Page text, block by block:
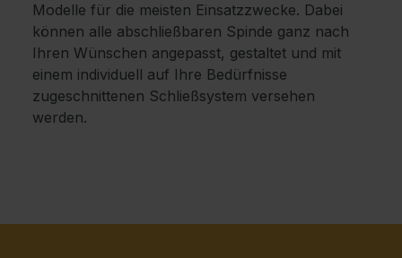
Modelle für die meisten Einsatzzwecke. Dabei
können alle abschließbaren Spinde ganz nach
Ihren Wünschen angepasst, gestaltet und mit
einem individuell auf Ihre Bedürfnisse
zugeschnittenen Schließsystem versehen
werden.